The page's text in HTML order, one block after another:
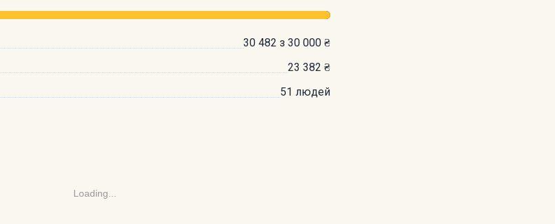
30 482 з 30 000 ₴
23 382 ₴
51 людей
Loading...